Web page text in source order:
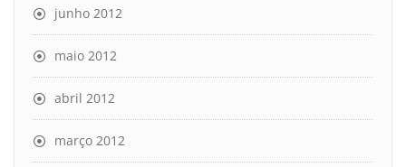
junho 2012
maio 2012
abril 2012
março 2012